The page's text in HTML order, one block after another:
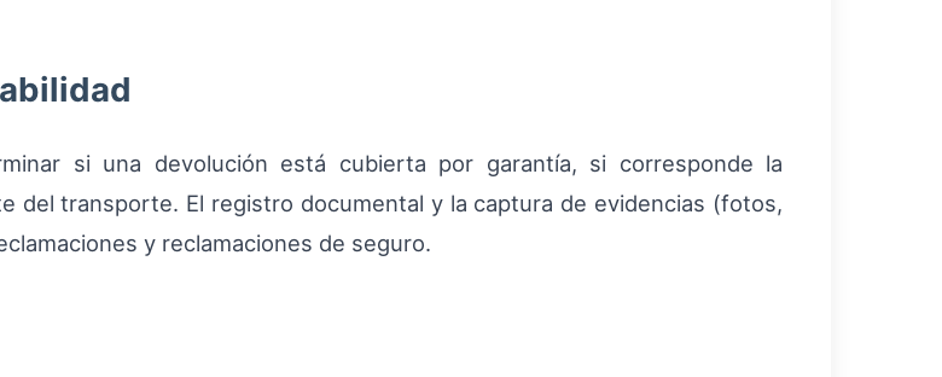
si una devolución está cubierta por garantía, si corresponde la
del transporte. El registro documental y la captura de evidencias (fotos,
y reclamaciones de seguro.